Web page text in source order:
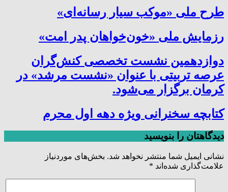
طرح ملی «موکب سیار رسانه‌ای»
رزمایش ملی «خون‌خواهان پدر امت»
دوازدهمین نشست تخصصی کنش‌گران
عرصه تربیتی با عنوان «نشست مرشد» در
کرمان برگزار می‌شود.
کتابچه سخنرانی ویژه دهه اول محرم
دیدگاهتان را بنویسید
نشانی ایمیل شما منتشر نخواهد شد. بخش‌های موردنیاز
علامت‌گذاری شده‌اند *